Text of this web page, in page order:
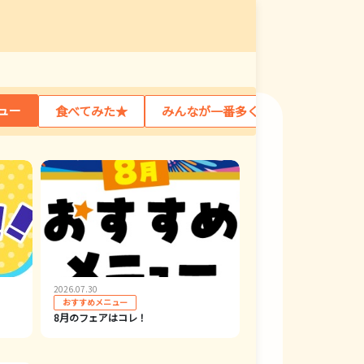
ー 食べてみた★ みんなが一番多く食べたのなぁに？
2026.07.30
おすすめメニュー
8月のフェアはコレ！